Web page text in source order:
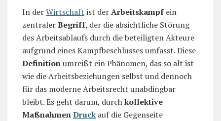
In derWirtschaft ist derArbeitskampfein
zentralerBegriff, der die absichtliche Störung
des Arbeitsablaufs durch die beteiligten Akteure
aufgrund eines Kampfbeschlusses umfasst. Diese
Definitionumreißt ein Phänomen, das so alt ist
wie die Arbeitsbeziehungen selbst und dennoch
für das moderne Arbeitsrecht unabdingbar
bleibt. Es geht darum, durchkollektive
MaßnahmenDruck auf die Gegenseite